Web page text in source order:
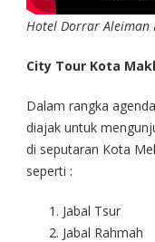
Hotel Dorrar Aleiman
City Tour Kota
Dalam rangka
diajak untuk
di seputaran Kota
seperti :
Jabal Tsur
Jabal Rahmah